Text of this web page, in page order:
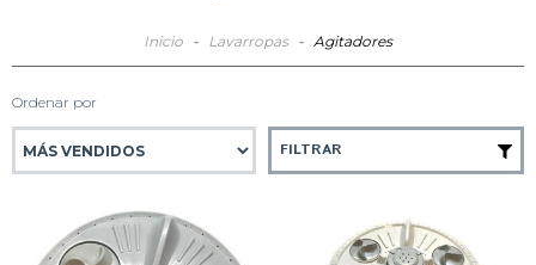
Inicio - Lavarropas - Agitadores
Ordenar por
FILTRAR